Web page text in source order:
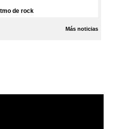
de rock
Más noticias